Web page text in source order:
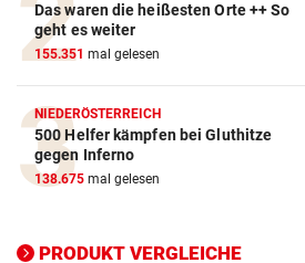
Das waren die heißesten Orte ++ So
geht es weiter
155.351 mal gelesen
NIEDERÖSTERREICH
500 Helfer kämpfen bei Gluthitze
gegen Inferno
138.675 mal gelesen
PRODUKT VERGLEICHE
Action-Cam Vergleich
ZUM VERGLEICH
Crosstrainer Vergleich